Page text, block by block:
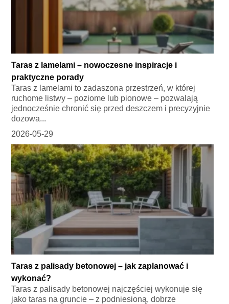
Taras z lamelami – nowoczesne inspiracje i
praktyczne porady
Taras z lamelami to zadaszona przestrzeń, w której
ruchome listwy – poziome lub pionowe – pozwalają
jednocześnie chronić się przed deszczem i precyzyjnie
dozowa...
2026-05-29
Taras z palisady betonowej – jak zaplanować i
wykonać?
Taras z palisady betonowej najczęściej wykonuje się
jako taras na gruncie – z podniesioną, dobrze